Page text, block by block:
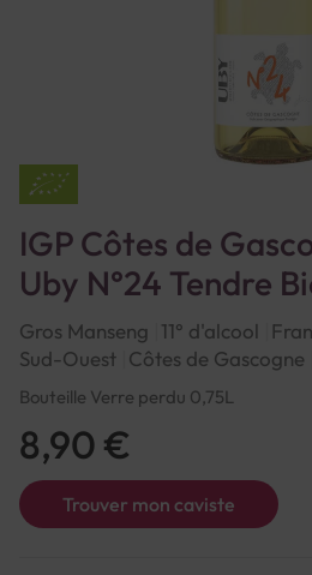
IGP Côtes de
Uby N°24 Tendre
Gros Manseng 11° d'alcool
Sud-Ouest Côtes de Gascogne
Bouteille Verre perdu 0,75L
Trouver mon caviste
8,90 €